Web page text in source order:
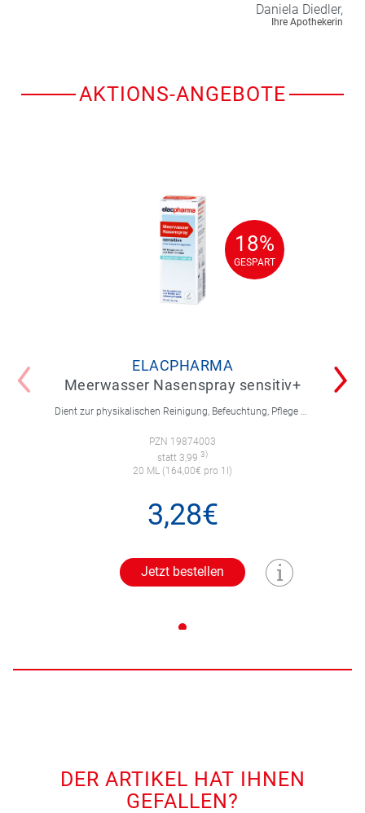
Daniela Diedler,
Ihre Apothekerin
AKTIONS-ANGEBOTE
18%
GESPART
18%
GESPART
ELACPHARMA
Meerwasser Nasenspray sensitiv+
Dient zur physikalischen Reinigung, Befeuchtung, Pflege und Regeneration der trockenen Nasenschleimhaut.
PZN 19874003
statt 3,99 3)
20 ML (164,00€ pro 1l)
3,28€
Jetzt bestellen
DER ARTIKEL HAT IHNEN
GEFALLEN?